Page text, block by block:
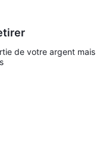
de votre argent mais